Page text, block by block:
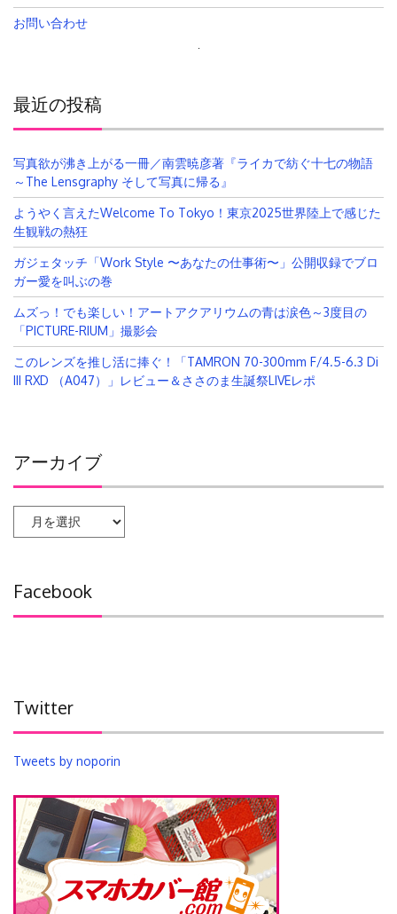
お問い合わせ
最近の投稿
写真欲が沸き上がる一冊／南雲暁彦著『ライカで紡ぐ十七の物語
～The Lensgraphy そして写真に帰る』
ようやく言えたWelcome To Tokyo！東京2025世界陸上で感じた
生観戦の熱狂
ガジェタッチ「Work Style 〜あなたの仕事術〜」公開収録でブロ
ガー愛を叫ぶの巻
ムズっ！でも楽しい！アートアクアリウムの青は涙色～3度目の
「PICTURE-RIUM」撮影会
このレンズを推し活に捧ぐ！「TAMRON 70-300mm F/4.5-6.3 Di
III RXD （A047）」レビュー＆ささのま生誕祭LIVEレポ
アーカイブ
ブ
Facebook
Twitter
Tweets by noporin